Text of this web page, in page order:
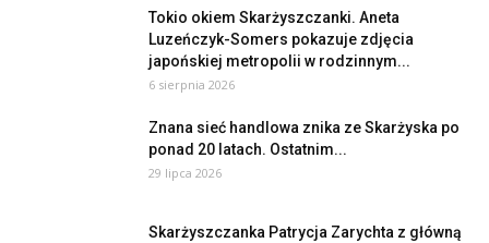
Tokio okiem Skarżyszczanki. Aneta
Luzeńczyk-Somers pokazuje zdjęcia
japońskiej metropolii w rodzinnym...
6 sierpnia 2026
Znana sieć handlowa znika ze Skarżyska po
ponad 20 latach. Ostatnim...
29 lipca 2026
Skarżyszczanka Patrycja Zarychta z główną